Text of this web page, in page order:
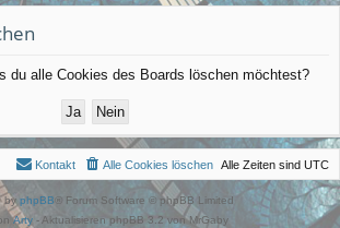
n
n
du alle Cookies des Boards löschen möchtest?
Alle Zeiten sind UTC
Alle Cookies löschen
Kontakt
by phpBB ® Forum Software © phpBB Limited
Arty- Aktualisieren phpBB 3.2 von MrGaby